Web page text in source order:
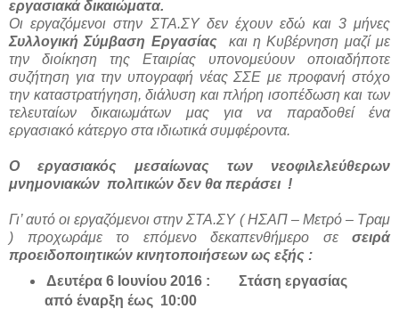
εργασιακά δικαιώματα.
Οι εργαζόμενοι στην ΣΤΑ.ΣΥ δεν έχουν εδώ και 3 μήνες
Συλλογική Σύμβαση Εργασίαςκαι η Κυβέρνηση μαζί με
την διοίκηση της Εταιρίας υπονομεύουν οποιαδήποτε
συζήτηση για την υπογραφή νέας ΣΣΕ με προφανή στόχο
την καταστρατήγηση, διάλυση και πλήρη ισοπέδωση και των
τελευταίων δικαιωμάτων μας για να παραδοθεί ένα
εργασιακό κάτεργο στα ιδιωτικά συμφέροντα.
Ο εργασιακός μεσαίωνας των νεοφιλελεύθερων
μνημονιακών πολιτικών δεν θα περάσει !
Γι’ αυτό οι εργαζόμενοι στην ΣΤΑ.ΣΥ ( ΗΣΑΠ – Μετρό – Τραμ
) προχωράμε το επόμενο δεκαπενθήμερο σε σειρά
προειδοποιητικών κινητοποιήσεων ως εξής :
Δευτέρα 6 Ιουνίου 2016 : Στάση εργασίας
από έναρξη έως 10:00